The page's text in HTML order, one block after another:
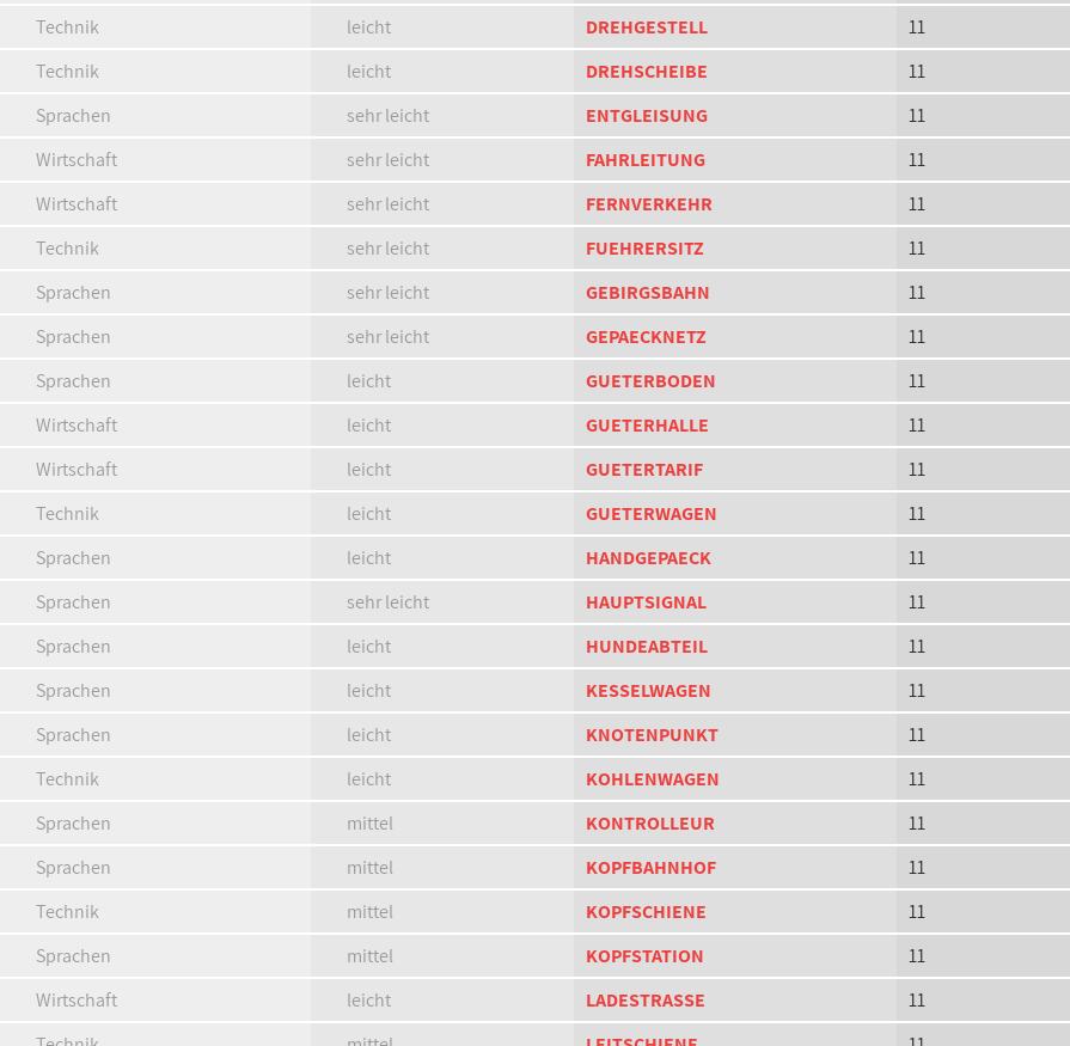
Technik
leicht DREHGESTELL
11
Technik
leicht DREHSCHEIBE
11
Sprachen
sehr leicht ENTGLEISUNG
11
Wirtschaft
sehr leicht FAHRLEITUNG
11
Wirtschaft
sehr leicht FERNVERKEHR
11
Technik
sehr leicht FUEHRERSITZ
11
Sprachen
sehr leicht GEBIRGSBAHN
11
Sprachen
sehr leicht GEPAECKNETZ
11
Sprachen
leicht GUETERBODEN
11
Wirtschaft
leicht GUETERHALLE
11
Wirtschaft
leicht GUETERTARIF
11
Technik
leicht GUETERWAGEN
11
Sprachen
leicht HANDGEPAECK
11
Sprachen
sehr leicht HAUPTSIGNAL
11
Sprachen
leicht HUNDEABTEIL
11
Sprachen
leicht KESSELWAGEN
11
Sprachen
leicht KNOTENPUNKT
11
Technik
leicht KOHLENWAGEN
11
Sprachen
mittel KONTROLLEUR
11
Sprachen
mittel KOPFBAHNHOF
11
Technik
mittel KOPFSCHIENE
11
Sprachen
mittel KOPFSTATION
11
Wirtschaft
leicht LADESTRASSE
11